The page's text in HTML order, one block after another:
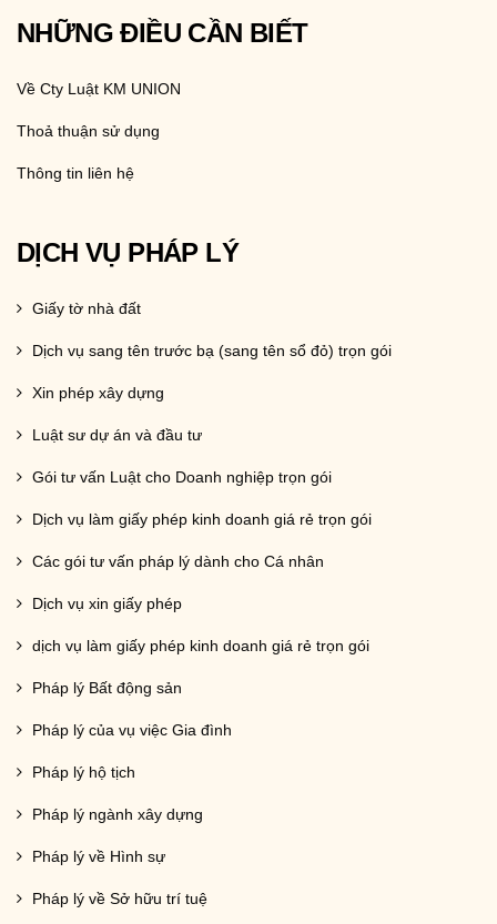
NHỮNG ĐIỀU CẦN BIẾT
Về Cty Luật KM UNION
Thoả thuận sử dụng
Thông tin liên hệ
DỊCH VỤ PHÁP LÝ
Giấy tờ nhà đất
Dịch vụ sang tên trước bạ (sang tên sổ đỏ) trọn gói
Xin phép xây dựng
Luật sư dự án và đầu tư
Gói tư vấn Luật cho Doanh nghiệp trọn gói
Dịch vụ làm giấy phép kinh doanh giá rẻ trọn gói
Các gói tư vấn pháp lý dành cho Cá nhân
Dịch vụ xin giấy phép
dịch vụ làm giấy phép kinh doanh giá rẻ trọn gói
Pháp lý Bất động sản
Pháp lý của vụ việc Gia đình
Pháp lý hộ tịch
Pháp lý ngành xây dựng
Pháp lý về Hình sự
Pháp lý về Sở hữu trí tuệ